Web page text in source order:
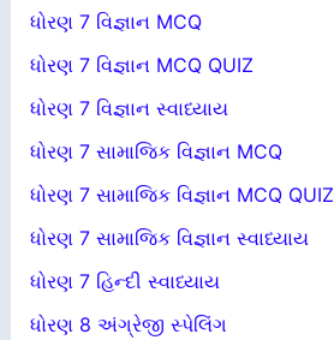
ધોરણ 7 વિજ્ઞાન MCQ
ધોરણ 7 વિજ્ઞાન MCQ QUIZ
ધોરણ 7 વિજ્ઞાન સ્વાધ્યાય
ધોરણ 7 સામાજિક વિજ્ઞાન MCQ
ધોરણ 7 સામાજિક વિજ્ઞાન MCQ QUIZ
ધોરણ 7 સામાજિક વિજ્ઞાન સ્વાધ્યાય
ધોરણ 7 હિન્દી સ્વાધ્યાય
ધોરણ 8 અંગ્રેજી સ્પેલિંગ